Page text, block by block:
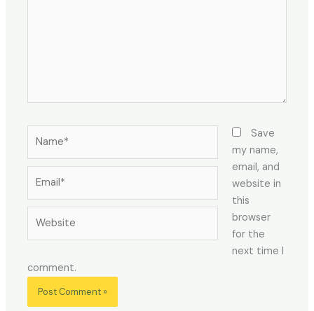
Save
my name,
email, and
website in
this
browser
for the
next time I
comment.